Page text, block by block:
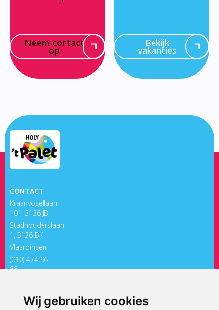
Wij gebruiken cookies
Neem contact
op
Bekijk
vakanties
CONTACT
Kraanvogellaan
101, 3136 JB
Stadhouderslaan
1, 3136 BK
Vlaardingen
(010) 474 96
88
ONDERDEEL VAN